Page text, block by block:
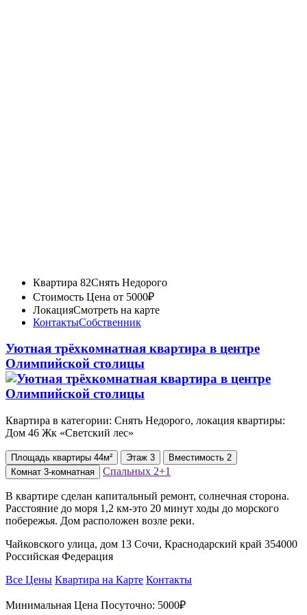
Квартира 82Снять Недорого
Стоимость Цена от 5000₽
ЛокацияСмотреть на карте
КонтактыСобственник
Уютная трёхкомнатная квартира в центре
Олимпийской столицы
Квартира в категории: Снять Недорого, локация квартиры:
Дом 46 Жк «Светский лес»
Площадь квартиры 44м² Этаж 3 Вместимость 2
Комнат 3-комнатная Спальных 2+1
В квартире сделан капитальный ремонт, солнечная сторона.
Расстояние до моря 1,2 км-это 20 минут ходы до морского
побережья. Дом расположен возле реки.
Чайковского улица, дом 13 Сочи, Краснодарский край 354000
Российская Федерация
Все Цены Квартира на Карте Контакты
Минимальная Цена Посуточно: 5000₽